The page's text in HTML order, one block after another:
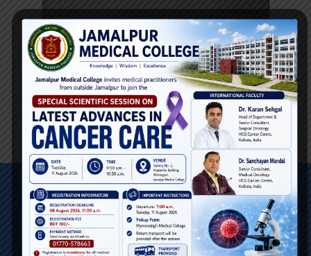
Quick Links
DGHS
Medical Education